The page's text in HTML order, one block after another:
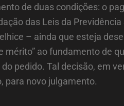
de duas condições: o
das Leis da
– ainda que esteja
ao fundamento de
pedido. Tal decisão, em
para novo julgamento.